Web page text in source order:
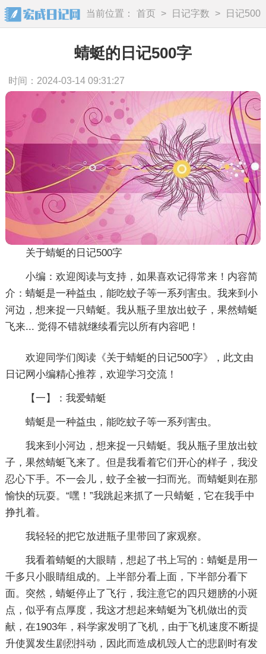
当前位置： 首页 > 日记字数 >
日记500
字
蜻蜓的日记500字
时间：2024-03-14 09:31:27
关于蜻蜓的日记500字
小编： 欢迎阅读与支持，如果喜欢记得常来！内容简
介：蜻蜓是一种益虫，能吃蚊子等一系列害虫。我来到小
河边，想来捉一只蜻蜓。我从瓶子里放出蚊子，果然蜻蜓
飞来... 觉得不错就继续看完以所有内容吧！
欢迎同学们阅读《关于蜻蜓的日记500字》，此文由
日记网小编精心推荐，欢迎学习交流！
【一】：我爱蜻蜓
蜻蜓是一种益虫，能吃蚊子等一系列害虫。
我来到小河边，想来捉一只蜻蜓。我从瓶子里放出蚊
子，果然蜻蜓飞来了。但是我看着它们开心的样子，我没
忍心下手。不一会儿，蚊子全被一扫而光。而蜻蜓则在那
愉快的玩耍。“嘿！”我跳起来抓了一只蜻蜓，它在我手中
挣扎着。
我轻轻的把它放进瓶子里带回了家观察。
我看着蜻蜓的大眼睛，想起了书上写的：蜻蜓是用一
千多只小眼睛组成的。上半部分看上面，下半部分看下
面。突然，蜻蜓停止了飞行，我注意它的四只翅膀的小斑
点，似乎有点厚度，我这才想起来蜻蜓为飞机做出的贡
献，在1903年，科学家发明了飞机，由于飞机速度不断提
升使翼发生剧烈抖动，因此而造成机毁人亡的悲剧时有发